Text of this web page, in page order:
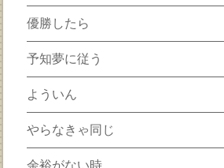
優勝したら
予知夢に従う
よういん
やらなきゃ同じ
余裕がない時